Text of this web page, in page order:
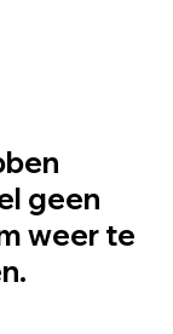
geen
weer te